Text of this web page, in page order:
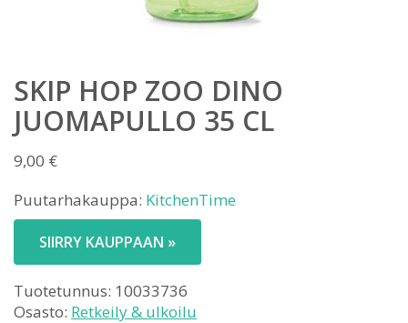
SKIP HOP ZOO DINO
JUOMAPULLO 35 CL
9,00 €
Puutarhakauppa: KitchenTime
SIIRRY KAUPPAAN »
Tuotetunnus: 10033736
Osasto: Retkeily & ulkoilu